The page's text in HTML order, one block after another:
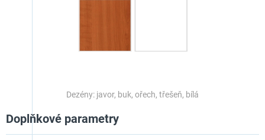
Dezény: javor, buk, ořech, třešeň, bílá
Doplňkové parametry